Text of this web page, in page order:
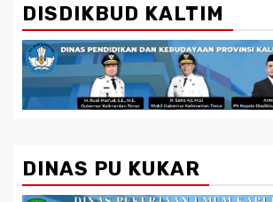
DISDIKBUD KALTIM
DINAS PU KUKAR